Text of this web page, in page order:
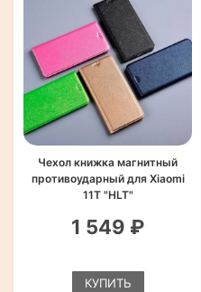
Чехол книжка магнитный
противоударный для Xiaomi
11T "HLT"
1 549 ₽
КУПИТЬ